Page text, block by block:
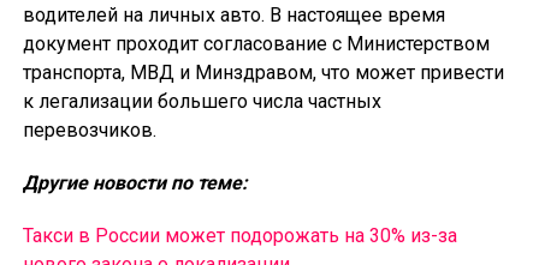
водителей на личных авто. В настоящее время
документ проходит согласование с Министерством
транспорта, МВД и Минздравом, что может привести
к легализации большего числа частных
перевозчиков.
Другие новости по теме:
Такси в России может подорожать на 30% из-за